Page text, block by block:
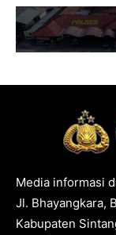
Media informasi
Jl. Bhayangkara,
Kabupaten